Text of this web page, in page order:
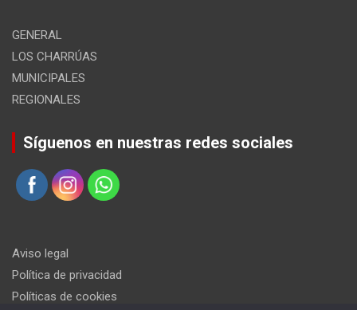
GENERAL
LOS CHARRÚAS
MUNICIPALES
REGIONALES
Síguenos en nuestras redes sociales
Aviso legal
Política de privacidad
Políticas de cookies